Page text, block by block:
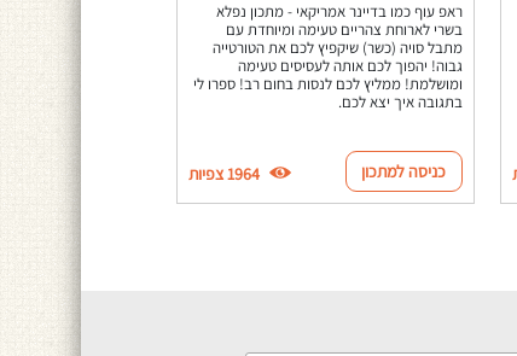
ראפ עוף כמו בדיינר אמריקאי - מתכון נפלא
בשרי לארוחת צהריים טעימה ומיוחדת עם
מתבל סויה (כשר) שיקפיץ לכם את הטורטייה
גבוה! יהפוך לכם אותה לעסיסים טעימה
ומושלמת! ממליץ לכם לנסות בחום רב! ספרו לי
בתגובה איך יצא לכם.
כניסה למתכון 1964 צפיות